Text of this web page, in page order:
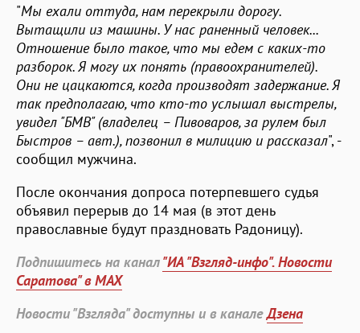
"Мы ехали оттуда, нам перекрыли дорогу.
Вытащили из машины. У нас раненный человек...
Отношение было такое, что мы едем с каких-то
разборок. Я могу их понять (правоохранителей).
Они не цацкаются, когда производят задержание. Я
так предполагаю, что кто-то услышал выстрелы,
увидел "БМВ" (владелец – Пивоваров, за рулем был
Быстров – авт.), позвонил в милицию и рассказал", -
сообщил мужчина.
После окончания допроса потерпевшего судья
объявил перерыв до 14 мая (в этот день
православные будут праздновать Радоницу).
Подпишитесь на канал"ИА "Взгляд-инфо". Новости
Саратова" в MAX
Новости "Взгляда" доступны и в каналеДзена